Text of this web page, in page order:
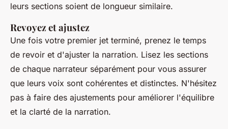
leurs sections soient de longueur similaire.
Revoyez et ajustez
Une fois votre premier jet terminé, prenez le temps
de revoir et d'ajuster la narration. Lisez les sections
de chaque narrateur séparément pour vous assurer
que leurs voix sont cohérentes et distinctes. N'hésitez
pas à faire des ajustements pour améliorer l'équilibre
et la clarté de la narration.